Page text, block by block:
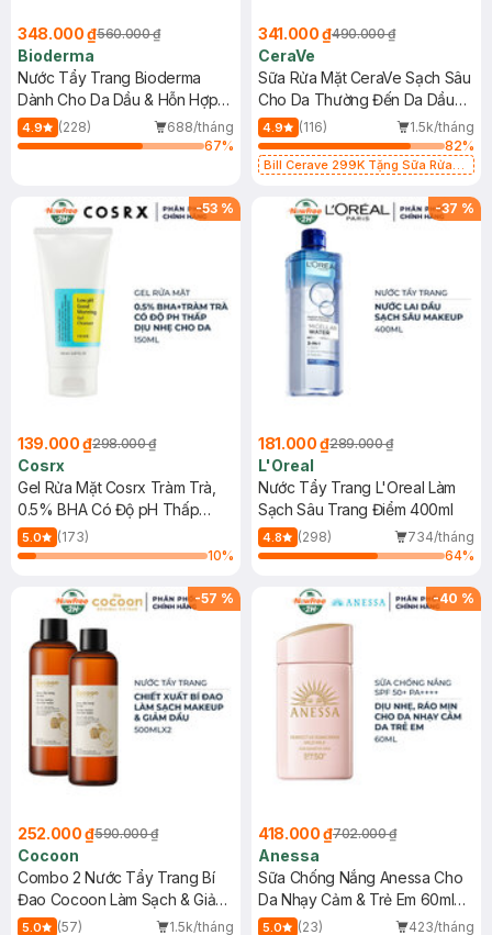
348.000 ₫560.000 ₫
Bioderma
Nước Tẩy Trang Bioderma
Dành Cho Da Dầu & Hỗn Hợp
500ml
4.9 (228)
688/tháng
67%
341.000 ₫490.000 ₫
CeraVe
Sữa Rửa Mặt CeraVe Sạch Sâu
Cho Da Thường Đến Da Dầu
473ml
4.9 (116)
1.5k/tháng
82%
Bill Cerave 299K Tặng Sữa Rửa
-53 %
139.000 ₫298.000 ₫
Cosrx
Gel Rửa Mặt Cosrx Tràm Trà,
0.5% BHA Có Độ pH Thấp
150ml
5.0
(173)
10%
-37 %
181.000 ₫289.000 ₫
L'Oreal
Nước Tẩy Trang L'Oreal Làm
Sạch Sâu Trang Điểm 400ml
4.8 (298)
734/tháng
64%
-57 %
252.000 ₫590.000 ₫
Cocoon
Combo 2 Nước Tẩy Trang Bí
Đao Cocoon Làm Sạch & Giảm
Dầu 500ml
5.0 (57)
1.5k/tháng
-40 %
418.000 ₫702.000 ₫
Anessa
Sữa Chống Nắng Anessa Cho
Da Nhạy Cảm & Trẻ Em 60ml
(Mới)
5.0 (23)
423/tháng